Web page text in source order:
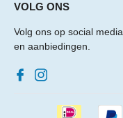
VOLG ONS
Volg ons op social
en aanbiedingen.